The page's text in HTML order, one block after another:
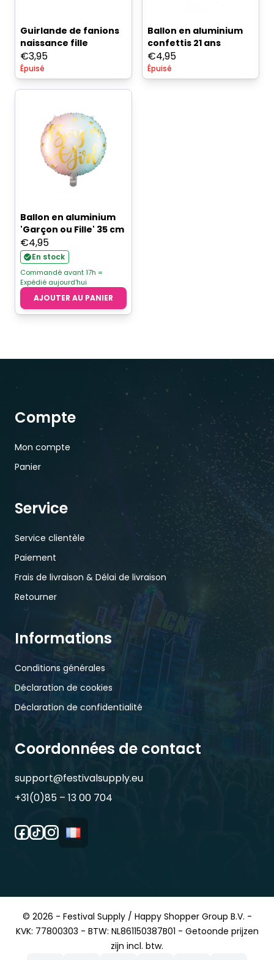
Guirlande de fanions
naissance fille
€3,95
Épuisé
Ballon en aluminium
confettis 21 ans
€4,95
Épuisé
Ballon en aluminium
'Garçon ou Fille' 35 cm
€4,95
En stock
Commandé avant 17h =
Expédié aujourd'hui
AJOUTER AU PANIER
Compte
Mon compte
Panier
Service
Service clientèle
Paiement
Frais de livraison & Délai de livraison
Retourner
Informations
Conditions générales
Déclaration de cookies
Déclaration de confidentialité
Coordonnées de contact
support@festivalsupply.eu
+31(0)85 – 13 00 704
© 2026 - Festival Supply / Happy Shopper Group B.V. -
KVK: 77800303 - BTW: NL861150387B01 - Getoonde prijzen
zijn incl. btw.